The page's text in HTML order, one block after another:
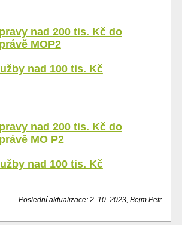
nad 200 tis. Kč do
MOP2
nad 100 tis. Kč
nad 200 tis. Kč do
MO P2
nad 100 tis. Kč
Poslední aktualizace: 2. 10. 2023, Bejm Petr